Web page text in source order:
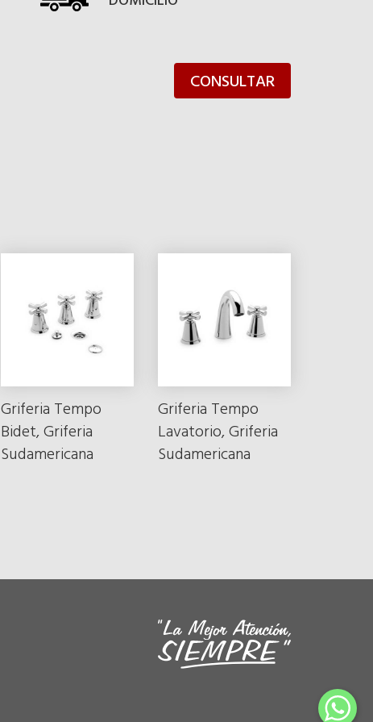
CONSULTAR
Griferia Tempo
Bidet, Griferia
Sudamericana
Griferia Tempo
Lavatorio, Griferia
Sudamericana